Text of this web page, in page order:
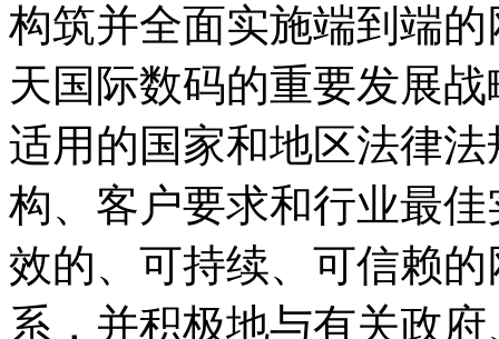
构筑并全面实施端到端
天国际数码的重要发展
适用的国家和地区法律法
构、客户要求和行业最
效的、可持续、可信
系，并积极地与有关政府